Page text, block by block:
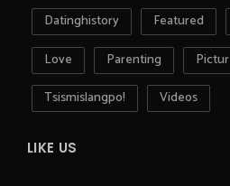
Datinghistory
Featured
Love
Parenting
Tsismislangpo!
Videos
LIKE US